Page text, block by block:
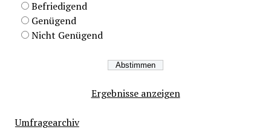
Befriedigend
Genügend
Nicht Genügend
Ergebnisse anzeigen
Umfragearchiv